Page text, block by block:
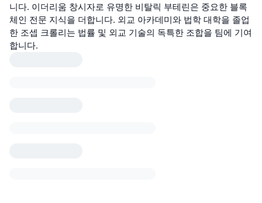
니다. 이더리움 창시자로 유명한 비탈릭 부테린은 중요한 블록
체인 전문 지식을 더합니다. 외교 아카데미와 법학 대학을 졸업
한 조셉 크롤리는 법률 및 외교 기술의 독특한 조합을 팀에 기여
합니다.